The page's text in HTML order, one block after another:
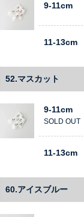
9-11cm
11-13cm
52.マスカット
9-11cm
SOLD OUT
11-13cm
60.アイスブルー